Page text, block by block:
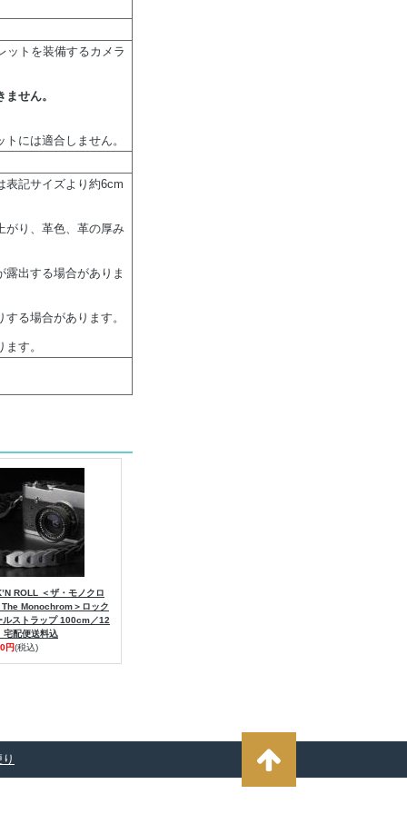
ットを装備するカメラ
せん。
には適合しません。
表記サイズより約6cm
がり、革色、革の厚み
出する場合がありま
る場合があります。
す。
ROLL ＜ザ・モノクロ
The Monochrom＞ロック
ルストラップ 100cm／12
宅配便送料込
円(税込)